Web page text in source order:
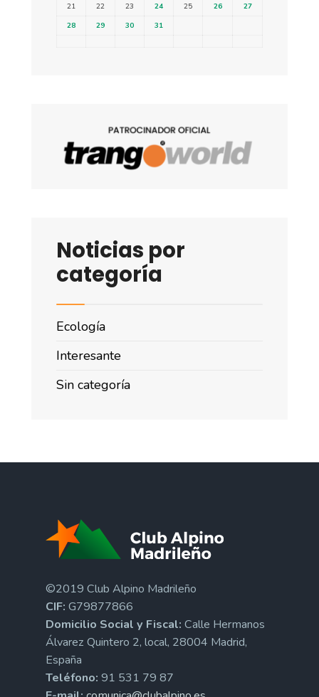
21
22 23 24 25 26
27
28
29 30 31
Noticias por
categoría
Ecología
Interesante
Sin categoría
©2019 Club Alpino Madrileño
CIF: G79877866
Domicilio Social y Fiscal: Calle Hermanos
Álvarez Quintero 2, local, 28004 Madrid,
España
Teléfono: 91 531 79 87